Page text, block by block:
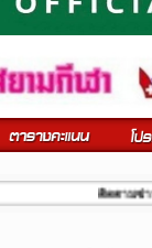
ติดตามข่าวสารสโ